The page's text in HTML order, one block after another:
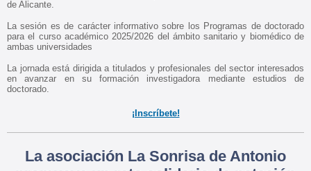
de Alicante.
La sesión es de carácter informativo sobre los Programas de doctorado
para el curso académico 2025/2026 del ámbito sanitario y biomédico de
ambas universidades
La jornada está dirigida a titulados y profesionales del sector interesados
en avanzar en su formación investigadora mediante estudios de
doctorado.
¡Inscríbete!
La asociación La Sonrisa de Antonio